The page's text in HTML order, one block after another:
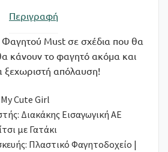
Περιγραφή
Must σε σχέδια που θα
κάνουν το φαγητό ακόμα και
ξεχωριστή απόλαυση!
Cute Girl
Διακάκης Εισαγωγική ΑΕ
με Γατάκι
Πλαστικό Φαγητοδοχείο |